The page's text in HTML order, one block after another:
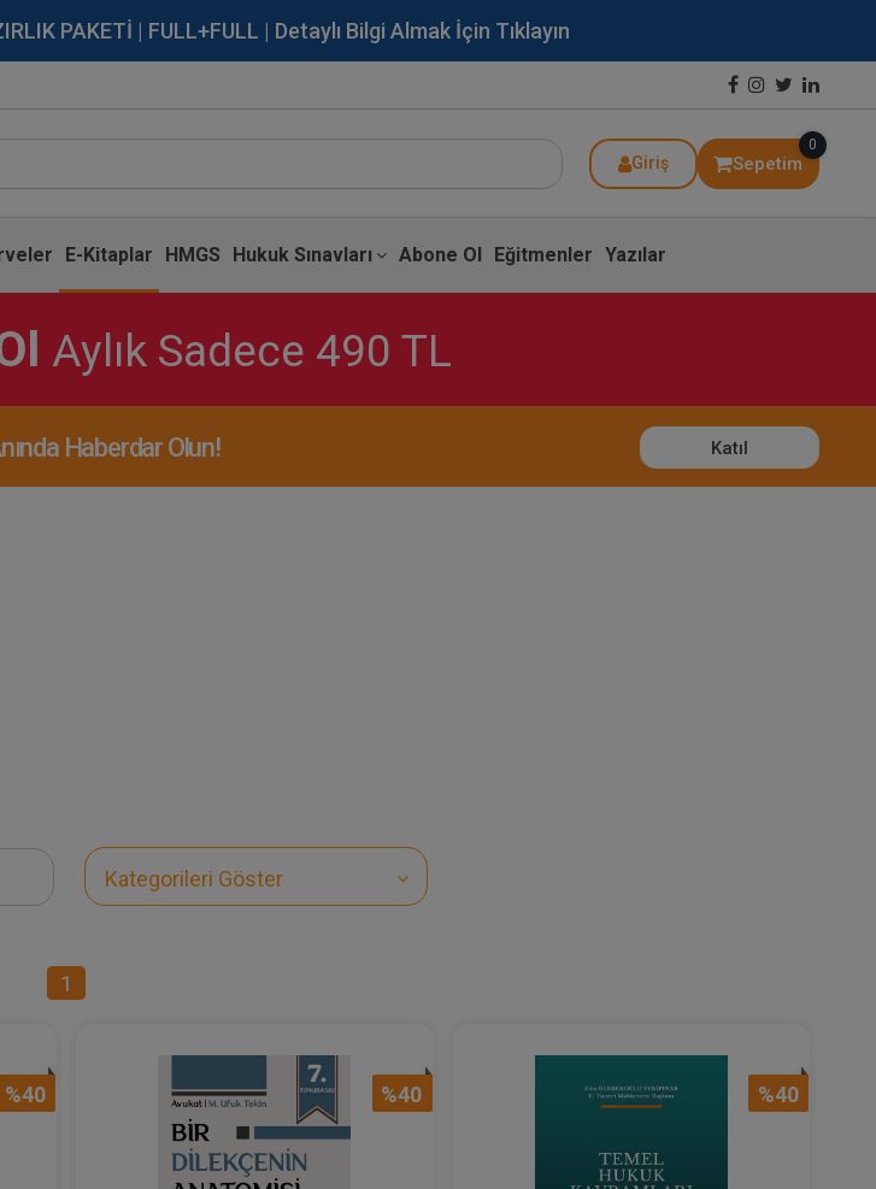
PAKETİ | FULL+FULL | Detaylı Bilgi Almak İçin Tıklayın
Giriş Sepetim
0
E-Kitaplar HMGS Hukuk Sınavları Abone Ol Eğitmenler Yazılar
Aylık Sadece 490 TL
Haberdar Olun! Katıl
Kategorileri Göster
1
%40 %40 %40